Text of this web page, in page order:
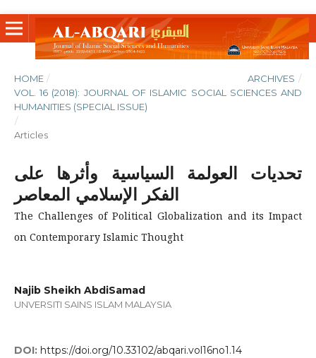
HOME / ARCHIVES /
VOL. 16 (2018): JOURNAL OF ISLAMIC SOCIAL SCIENCES AND
HUMANITIES (SPECIAL ISSUE)
/
Articles
تحديات العولمة السياسية وأثرها على
الفكر الإسلامي المعاصر
The Challenges of Political Globalization and its Impact
on Contemporary Islamic Thought
Najib Sheikh AbdiSamad
UNVERSITI SAINS ISLAM MALAYSIA
DOI: https://doi.org/10.33102/abqari.vol16no1.14